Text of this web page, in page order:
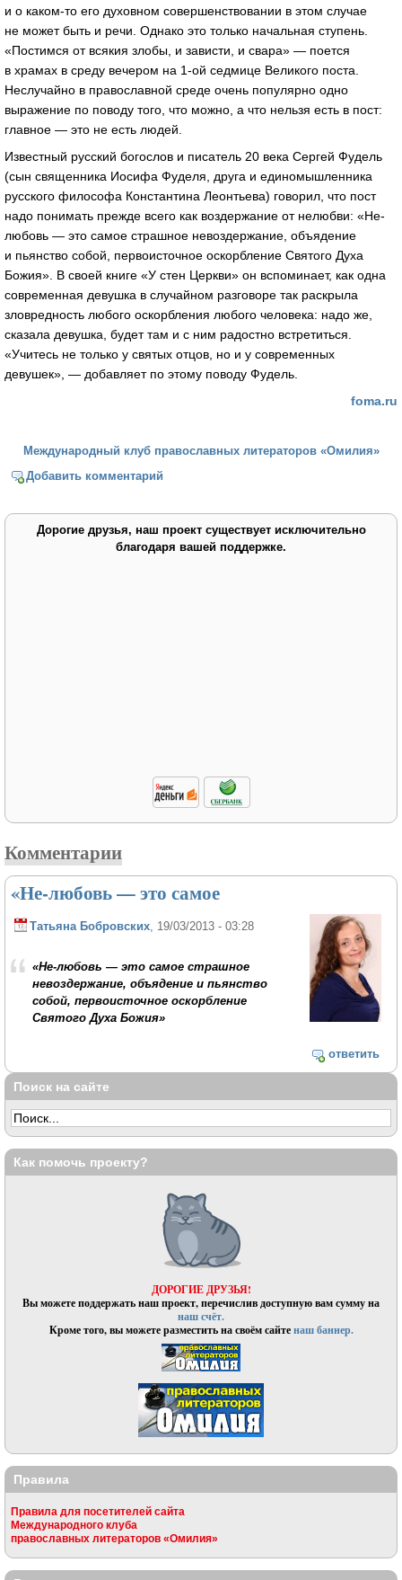
и о каком-то его духовном совершенствовании в этом случае
не может быть и речи. Однако это только начальная ступень.
«Постимся от всякия злобы, и зависти, и свара» — поется
в храмах в среду вечером на 1-ой седмице Великого поста.
Неслучайно в православной среде очень популярно одно
выражение по поводу того, что можно, а что нельзя есть в пост:
главное — это не есть людей.
Известный русский богослов и писатель 20 века Сергей Фудель
(сын священника Иосифа Фуделя, друга и единомышленника
русского философа Константина Леонтьева) говорил, что пост
надо понимать прежде всего как воздержание от нелюбви: «Не-
любовь — это самое страшное невоздержание, объядение
и пьянство собой, первоисточное оскорбление Святого Духа
Божия». В своей книге «У стен Церкви» он вспоминает, как одна
современная девушка в случайном разговоре так раскрыла
зловредность любого оскорбления любого человека: надо же,
сказала девушка, будет там и с ним радостно встретиться.
«Учитесь не только у святых отцов, но и у современных
девушек», — добавляет по этому поводу Фудель.
foma.ru
Международный клуб православных литераторов «Омилия»
Добавить комментарий
Дорогие друзья, наш проект существует исключительно
благодаря вашей поддержке.
Комментарии
«Не-любовь — это самое
Татьяна Бобровских, 19/03/2013 - 03:28
«Не-любовь — это самое страшное
невоздержание, объядение и пьянство
собой, первоисточное оскорбление
Святого Духа Божия»
ответить
Поиск на сайте
Как помочь проекту?
ДОРОГИЕ ДРУЗЬЯ!
Вы можете поддержать наш проект, перечислив доступную вам сумму на
наш счёт.
Кроме того, вы можете разместить на своём сайтенаш баннер.
Правила
Правила для посетителей сайта
Международного клуба
православных литераторов «Омилия»